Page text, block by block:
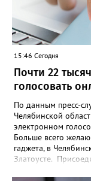
15:46 Сегодня
Почти 22
голосовать
По данным пресс-
Челябинской
электронном
Больше всего
гаджета, в
Златоусте.